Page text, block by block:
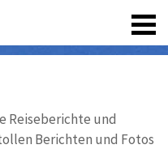
Reiseberichte und
Berichten und Fotos